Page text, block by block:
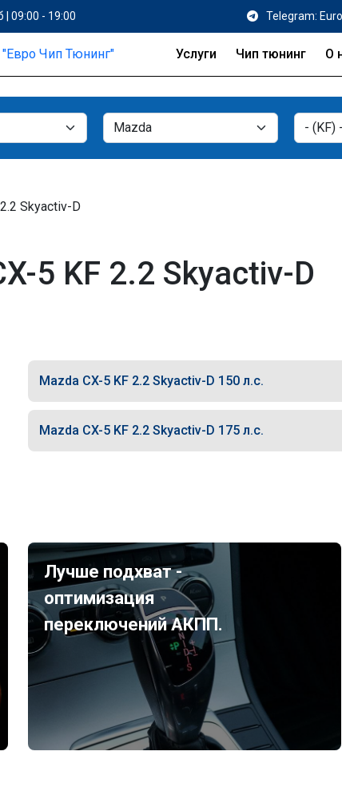
| 09:00 - 19:00 Telegram:
Услуги Чип тюнинг О
2.2 Skyactiv-D
5 KF 2.2 Skyactiv-D
Mazda CX-5 KF 2.2 Skyactiv-D 150 л.с.
Mazda CX-5 KF 2.2 Skyactiv-D 175 л.с.
Лучше подхват -
оптимизация
переключений АКПП.